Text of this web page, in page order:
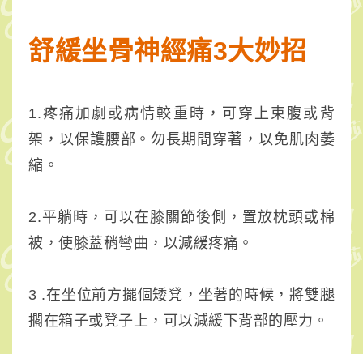
舒緩坐骨神經痛3大妙招
1.疼痛加劇或病情較重時，可穿上束腹或背
架，以保護腰部。勿長期間穿著，以免肌肉萎
縮。
2.平躺時，可以在膝關節後側，置放枕頭或棉
被，使膝蓋稍彎曲，以減緩疼痛。
3 .在坐位前方擺個矮凳，坐著的時候，將雙腿
擱在箱子或凳子上，可以減緩下背部的壓力。